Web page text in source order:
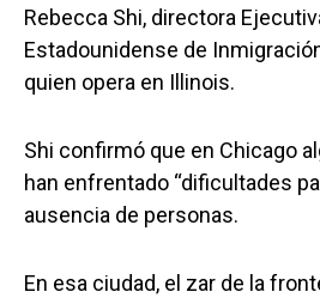
Rebecca Shi, directora
Estadounidense de
quien opera en Illinois.
Shi confirmó que en Chicago
han enfrentado “dificultades
ausencia de personas.
En esa ciudad, el zar de la